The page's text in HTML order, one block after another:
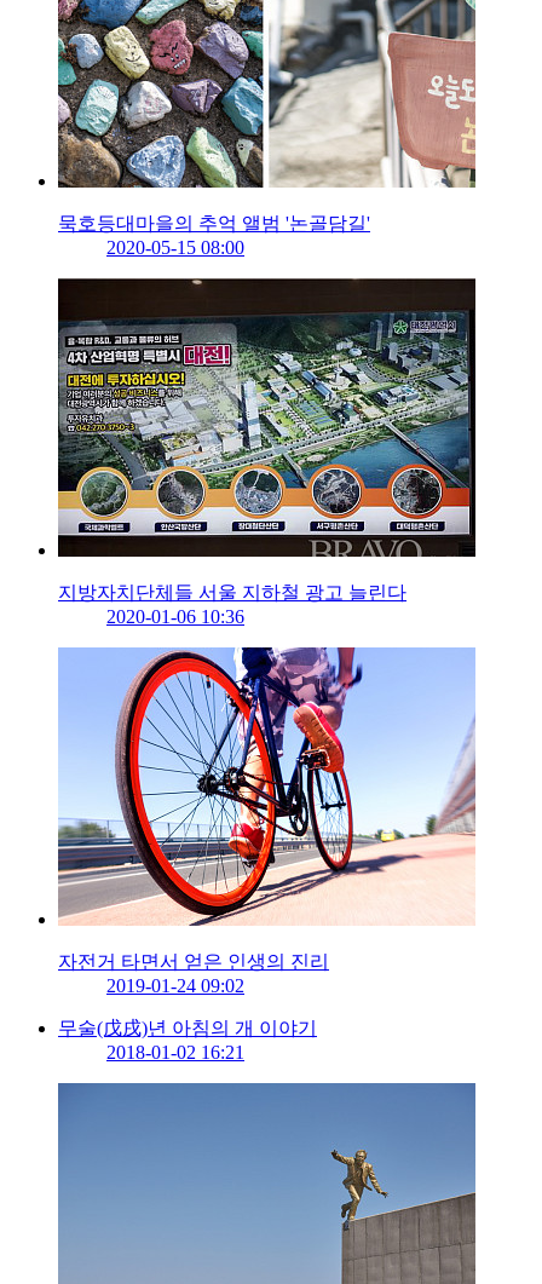
묵호등대마을의 추억 앨범 '논골담길'
2020-05-15 08:00
지방자치단체들 서울 지하철 광고 늘린다
2020-01-06 10:36
자전거 타면서 얻은 인생의 진리
2019-01-24 09:02
무술(戊戌)년 아침의 개 이야기
2018-01-02 16:21